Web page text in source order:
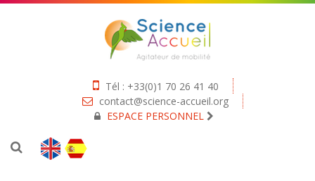
Tél : +33(0)1 70 26 41 40
contact@science-accueil.org
ESPACE PERSONNEL